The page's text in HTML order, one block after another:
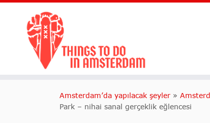
Amsterdam’da yapılacak şeyler »
Park – nihai sanal gerçeklik eğlencesi